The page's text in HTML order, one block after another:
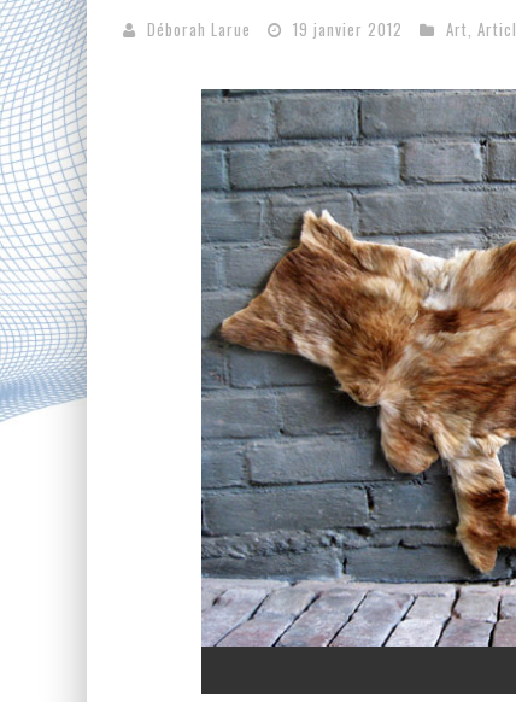
Déborah Larue 19 janvier 2012 Art,